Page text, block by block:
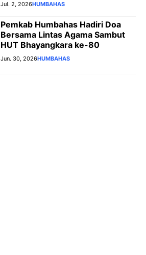
Jul. 2, 2026HUMBAHAS
Pemkab Humbahas Hadiri Doa
Bersama Lintas Agama Sambut
HUT Bhayangkara ke-80
Jun. 30, 2026HUMBAHAS